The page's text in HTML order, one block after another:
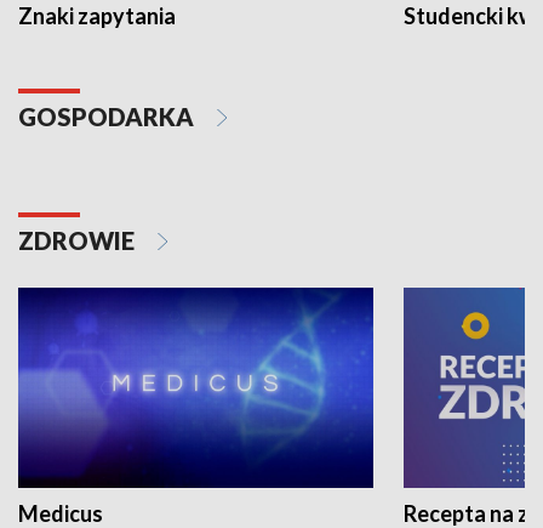
Znaki zapytania Studencki
GOSPODARKA
ZDROWIE
Medicus Recepta na